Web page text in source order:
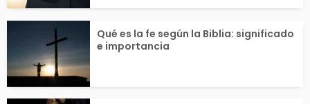
Qué es la fe según la Biblia: significado
e importancia